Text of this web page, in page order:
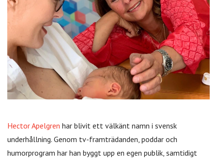
Hector Apelgren har blivit ett välkänt namn i svensk
underhållning. Genom tv-framträdanden, poddar och
humorprogram har han byggt upp en egen publik, samtidigt